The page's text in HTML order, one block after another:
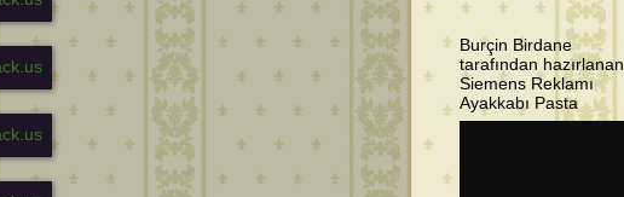
Burçin Birdane
tarafından hazırlanan
Siemens Reklamı
Ayakkabı Pasta